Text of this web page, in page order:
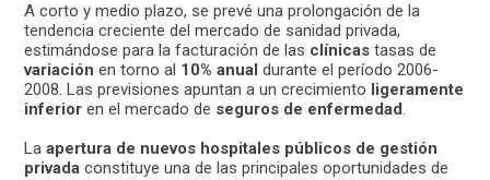
A corto y medio plazo, se prevé una prolongación de la
tendencia creciente del mercado de sanidad privada,
estimándose para la facturación de las clínicas tasas de
variación en torno al 10% anual durante el período 2006-
2008. Las previsiones apuntan a un crecimiento ligeramente
inferior en el mercado de seguros de enfermedad.
Laapertura de nuevos hospitales públicos de gestión
privada constituye una de las principales oportunidades de